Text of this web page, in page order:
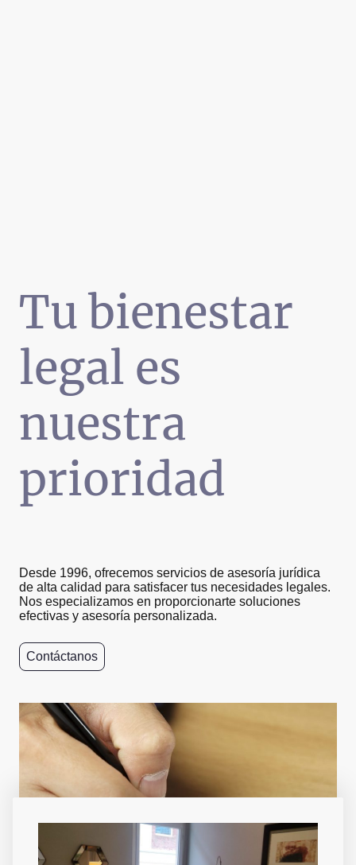
Tu bienestar
legal es
nuestra
prioridad
Desde 1996, ofrecemos servicios de asesoría jurídica
de alta calidad para satisfacer tus necesidades legales.
Nos especializamos en proporcionarte soluciones
efectivas y asesoría personalizada.
Contáctanos